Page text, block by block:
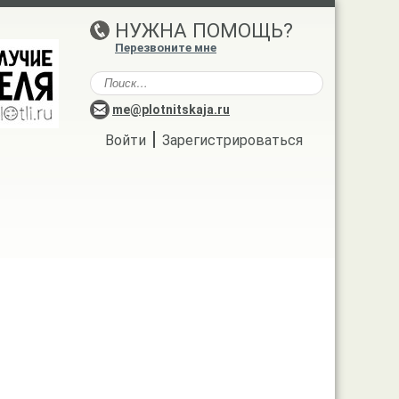
НУЖНА ПОМОЩЬ?
Перезвоните мне
me@plotnitskaja.ru
Войти | Зарегистрироваться